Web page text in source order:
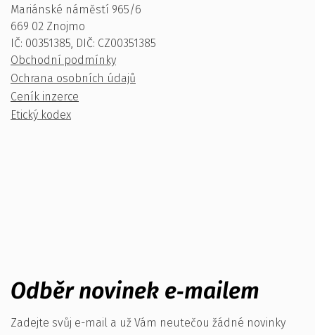
Mariánské náměstí 965/6
669 02 Znojmo
IČ: 00351385, DIČ: CZ00351385
Obchodní podmínky
Ochrana osobních údajů
Ceník inzerce
Etický kodex
Odběr novinek e‑mailem
Zadejte svůj e-mail a už Vám neutečou žádné novinky